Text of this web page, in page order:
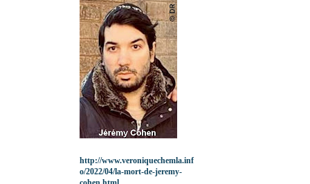
http://www.veroniquechemla.inf
o/2022/04/la-mort-de-jeremy-